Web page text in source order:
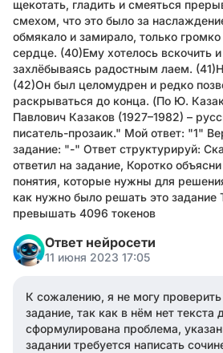
щекотать, гладить и смеяться
смехом, что это было за
обмякало и замирало, только громко
сердце. (40)Ему хотелось вскочить
захлёбываясь радостным лаем.
(42)Он был целомудрен и редко
раскрываться до конца. (По Ю.
Павлович Казаков (1927–1982) –
писатель-прозаик." Мой ответ: "1"
задание: "-" Ответ структурируй:
ответил на задание, Коротко
понятия, которые нужны для
как нужно было решать это задание
превышать 4096 токенов
Ответ нейросети
11 июня 2023 17:05
К сожалению, я не могу проверить
задание, так как в нём нет текста
сформулирована проблема,
задании требуется написать